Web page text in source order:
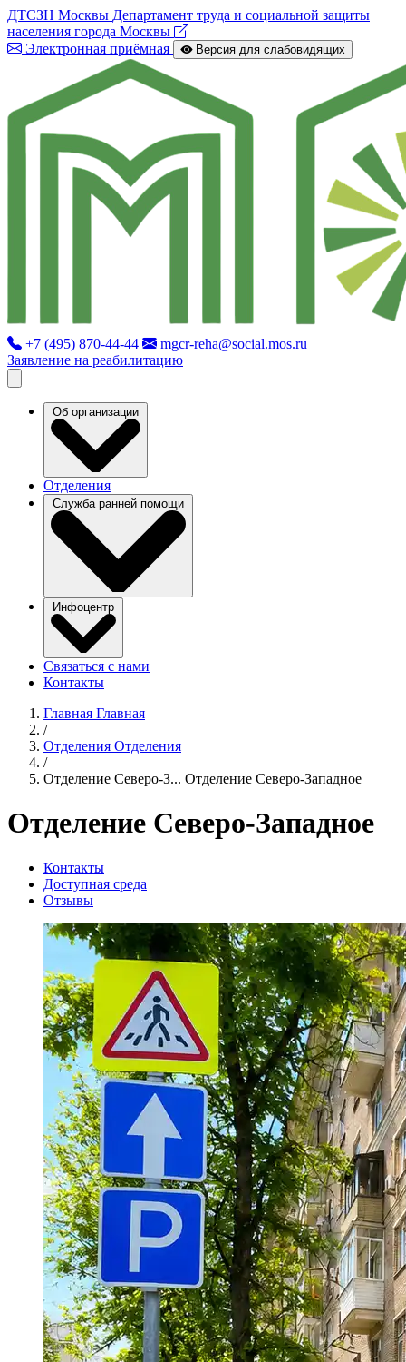
ДТСЗН Москвы Департамент труда и социальной защиты
населения города Москвы
Электронная приёмная
Версия для слабовидящих
+7 (495) 870-44-44
mgcr-reha@social.mos.ru
Заявление на реабилитацию
Об организации
Отделения
Служба ранней помощи
Инфоцентр
Связаться с нами
Контакты
Главная Главная
/
Отделения Отделения
/
Отделение Северо-З... Отделение Северо-Западное
Отделение Северо-Западное
Контакты
Доступная среда
Отзывы